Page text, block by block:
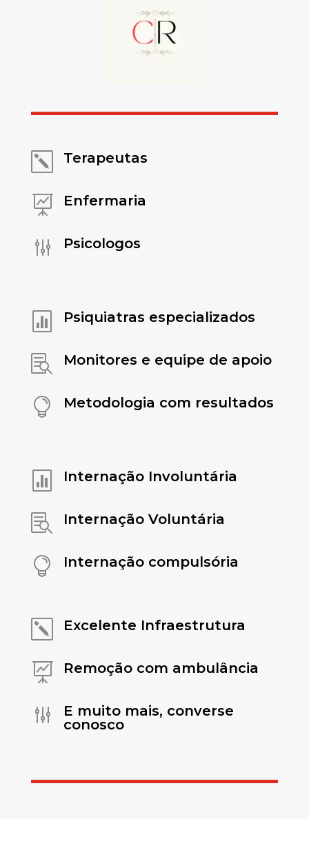
k Terapeutas
 Enfermaria
g Psicologos
 Psiquiatras especializados
 Monitores e equipe de apoio
 Metodologia com resultados
 Internação Involuntária
 Internação Voluntária
 Internação compulsória
k Excelente Infraestrutura
 Remoção com ambulância
g
E muito mais, converse
conosco